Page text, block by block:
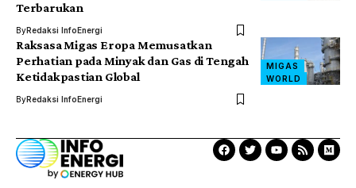
Terbarukan
ByRedaksi InfoEnergi
MIGAS
WORLD
Raksasa Migas Eropa Memusatkan
Perhatian pada Minyak dan Gas di Tengah
Ketidakpastian Global
ByRedaksi InfoEnergi